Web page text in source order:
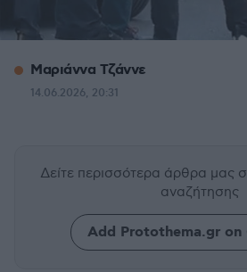
Μαριάννα Τζάννε
14.06.2026, 20:31
Δείτε περισσότερα άρθρα μας
αναζήτησης
Add Protothema.gr on